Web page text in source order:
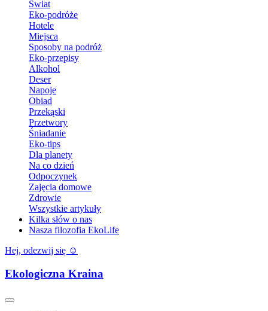
Świat
Eko-podróże
Hotele
Miejsca
Sposoby na podróż
Eko-przepisy
Alkohol
Deser
Napoje
Obiad
Przekąski
Przetwory
Śniadanie
Eko-tips
Dla planety
Na co dzień
Odpoczynek
Zajęcia domowe
Zdrowie
Wszystkie artykuły
Kilka słów o nas
Nasza filozofia EkoLife
Hej, odezwij się ☺️
Ekologiczna Kraina